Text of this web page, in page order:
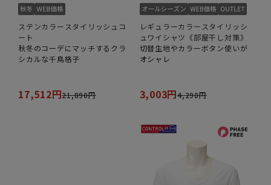
ステンカラースタイリッシュコ
ート
秋冬のコーデにマッチするクラ
シカルな千鳥格子
17,512円21,890円
レギュラーカラースタイリッシ
ュワイシャツ《部屋干し対策》
切替生地やカラーボタン使いが
オシャレ
3,003円4,290円